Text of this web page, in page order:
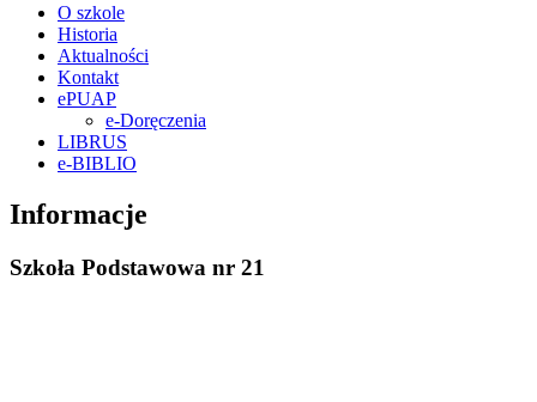
O szkole
Historia
Aktualności
Kontakt
ePUAP
e-Doręczenia
LIBRUS
e-BIBLIO
Informacje
Szkoła Podstawowa nr 21